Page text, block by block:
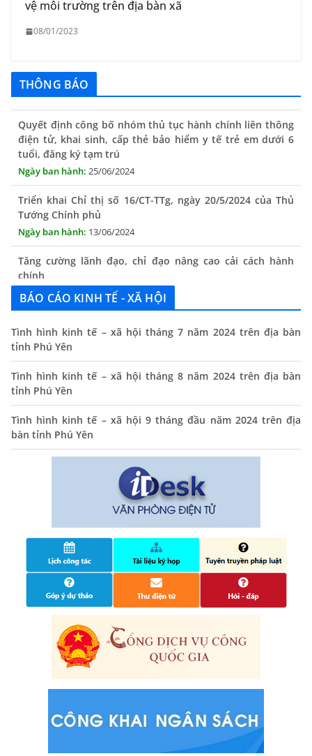
vệ môi trường trên địa bàn xã
08/01/2023
THÔNG BÁO
Quyết định công bố nhóm thủ tục hành chính liên thông
điện tử, khai sinh, cấp thẻ bảo hiểm y tế trẻ em dưới 6
tuổi, đăng ký tạm trú
Triển khai Chỉ thị số 16/CT-TTg, ngày 20/5/2024 của Thủ
Tướng Chính phủ
Tăng cường lãnh đạo, chỉ đạo nâng cao cải cách hành
chính
13/06/2024
xã tháng 11/2025
THÔNG BÁO Niêm yết danh mục dịch vụ công trực tuyến
toàn trình trên Hệ thống thông tin giải quyết thủ tục
hành chính tỉnh Phú Yên
14/10/2024
Quyết định công bố nhóm thủ tục hành chính liên thông
điện tử, khai sinh, cấp thẻ bảo hiểm y tế trẻ em dưới 6
tuổi, đăng ký tạm trú
25/06/2024
BÁO CÁO KINH TẾ - XÃ HỘI
Tình hình kinh tế – xã hội tháng 7 năm 2024 trên địa bàn
tỉnh Phú Yên
Tình hình kinh tế – xã hội tháng 8 năm 2024 trên địa bàn
tỉnh Phú Yên
Tình hình kinh tế – xã hội 9 tháng đầu năm 2024 trên địa
bàn tỉnh Phú Yên